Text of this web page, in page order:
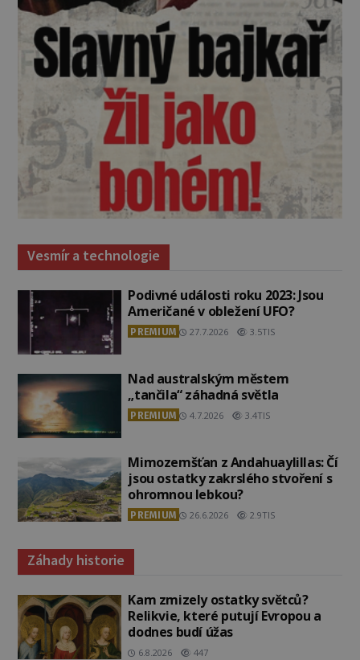
Vesmír a technologie
Podivné události roku 2023: Jsou
Američané v obležení UFO?
PREMIUM 27.7.2026 3.5TIS
Nad australským městem
„tančila“ záhadná světla
PREMIUM 4.7.2026 3.4TIS
Mimozemšťan z Andahuaylillas: Čí
jsou ostatky zakrslého stvoření s
ohromnou lebkou?
PREMIUM 26.6.2026 2.9TIS
Záhady historie
Kam zmizely ostatky světců?
Relikvie, které putují Evropou a
dodnes budí úžas
6.8.2026 447